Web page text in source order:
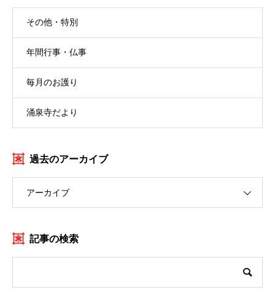
その他・特別
年間行事・仏事
毎月のお護り
涌泉寺だより
過去のアーカイブ
アーカイブ
記事の検索